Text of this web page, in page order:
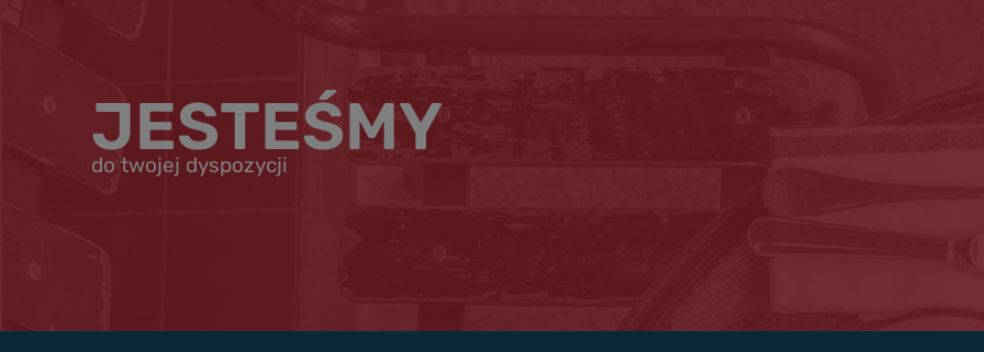
JESTEŚMY
do twojej dyspozycji